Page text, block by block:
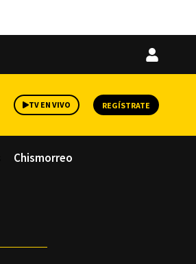
Iniciar
TV EN VIVO REGÍSTRATE
Chismorreo